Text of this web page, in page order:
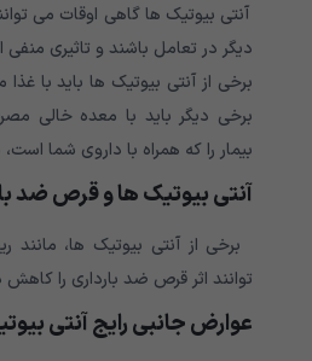
آنتی بیوتیک ها گاهی اوقات می
دیگر در تعامل باشند و تاثیری منفی
برخی از آنتی بیوتیک ها باید با
برخی دیگر باید با معده خالی
بیمار را که همراه با داروی شما
آنتی بیوتیک ها و قرص ضد
برخی از آنتی بیوتیک ها، مانند
توانند اثر قرص ضد بارداری را
عوارض جانبی رایج آنتی